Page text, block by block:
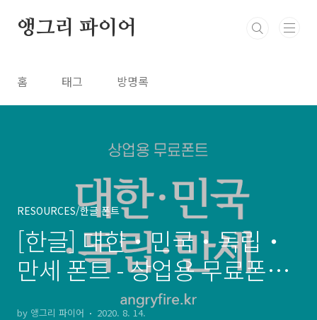
앵그리 파이어
홈 태그 방명록
RESOURCES/한글 폰트
[한글] 대한・민국・독립・
만세 폰트 - 상업용 무료폰트,
다운로드 링크 ⬇︎
by 앵그리 파이어 2020. 8. 14.